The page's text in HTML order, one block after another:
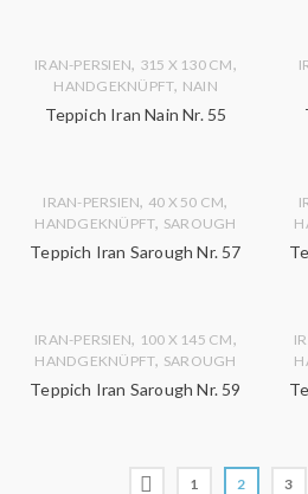
IRAN-PERSIEN, 315 X 130 CM,
HANDGEKNÜPFT, NAIN
Teppich Iran Nain Nr. 55
IRAN-PERSIEN, 40 X 50 CM,
HANDGEKNÜPFT, SAROUGH
Teppich Iran Sarough Nr. 57
IRAN-PERSIEN, 100 X 145 CM,
HANDGEKNÜPFT, SAROUGH
Teppich Iran Sarough Nr. 59
1 2 3